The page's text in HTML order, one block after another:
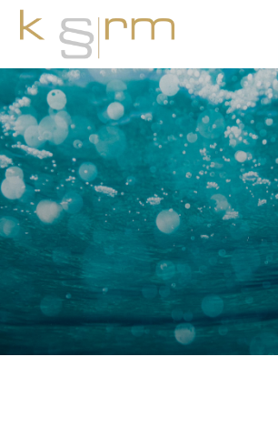
umsetzung